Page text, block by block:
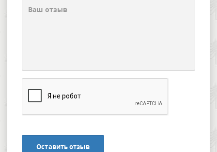
Оставить отзыв